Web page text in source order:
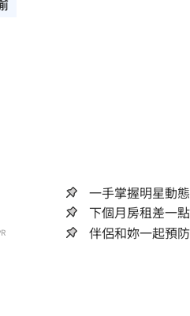
下個月房租差一
伴侶和妳一起預